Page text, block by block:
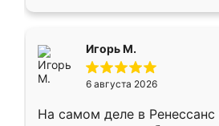
Игорь М.
6 августа 2026
На самом деле в